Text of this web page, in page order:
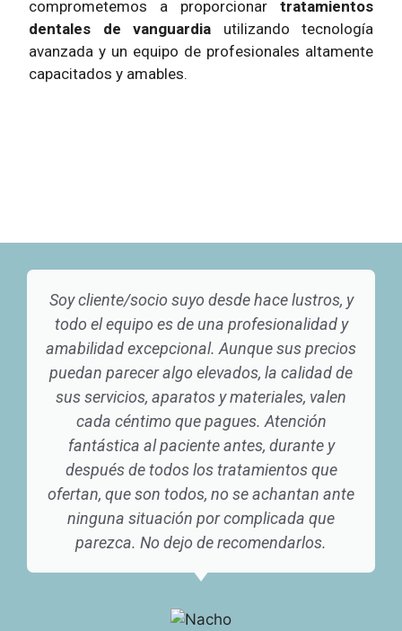
comprometemos a proporcionar tratamientos
dentales de vanguardia utilizando tecnología
avanzada y un equipo de profesionales altamente
capacitados y amables.
Soy cliente/socio suyo desde hace lustros, y
todo el equipo es de una profesionalidad y
amabilidad excepcional. Aunque sus precios
puedan parecer algo elevados, la calidad de
sus servicios, aparatos y materiales, valen
cada céntimo que pagues. Atención
fantástica al paciente antes, durante y
después de todos los tratamientos que
ofertan, que son todos, no se achantan ante
ninguna situación por complicada que
parezca. No dejo de recomendarlos.